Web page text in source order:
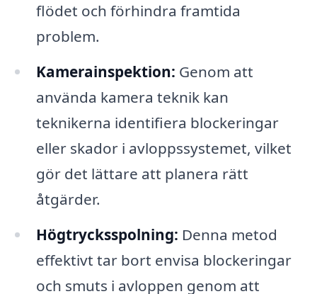
flödet och förhindra framtida
problem.
Kamerainspektion: Genom att
använda kamera teknik kan
teknikerna identifiera blockeringar
eller skador i avloppssystemet, vilket
gör det lättare att planera rätt
åtgärder.
Högtrycksspolning: Denna metod
effektivt tar bort envisa blockeringar
och smuts i avloppen genom att